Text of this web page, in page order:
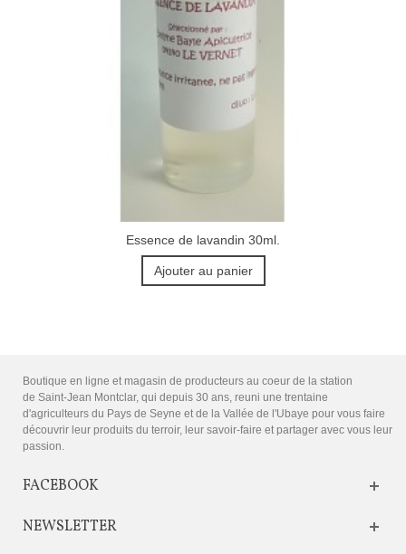
Essence de lavandin 30ml.
Ajouter au panier
Boutique en ligne et magasin de producteurs au coeur de la station
de Saint-Jean Montclar, qui depuis 30 ans, reuni une trentaine
d'agriculteurs du Pays de Seyne et de la Vallée de l'Ubaye pour vous faire
découvrir leur produits du terroir, leur savoir-faire et partager avec vous leur
passion.
FACEBOOK
NEWSLETTER